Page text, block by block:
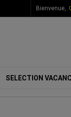
Bienvenue,
SELECTION